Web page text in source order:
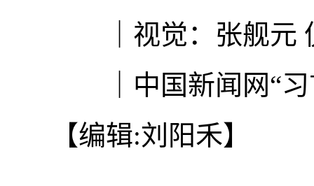
｜视觉：张舰元
｜中国新闻网“习
【编辑:刘阳禾】